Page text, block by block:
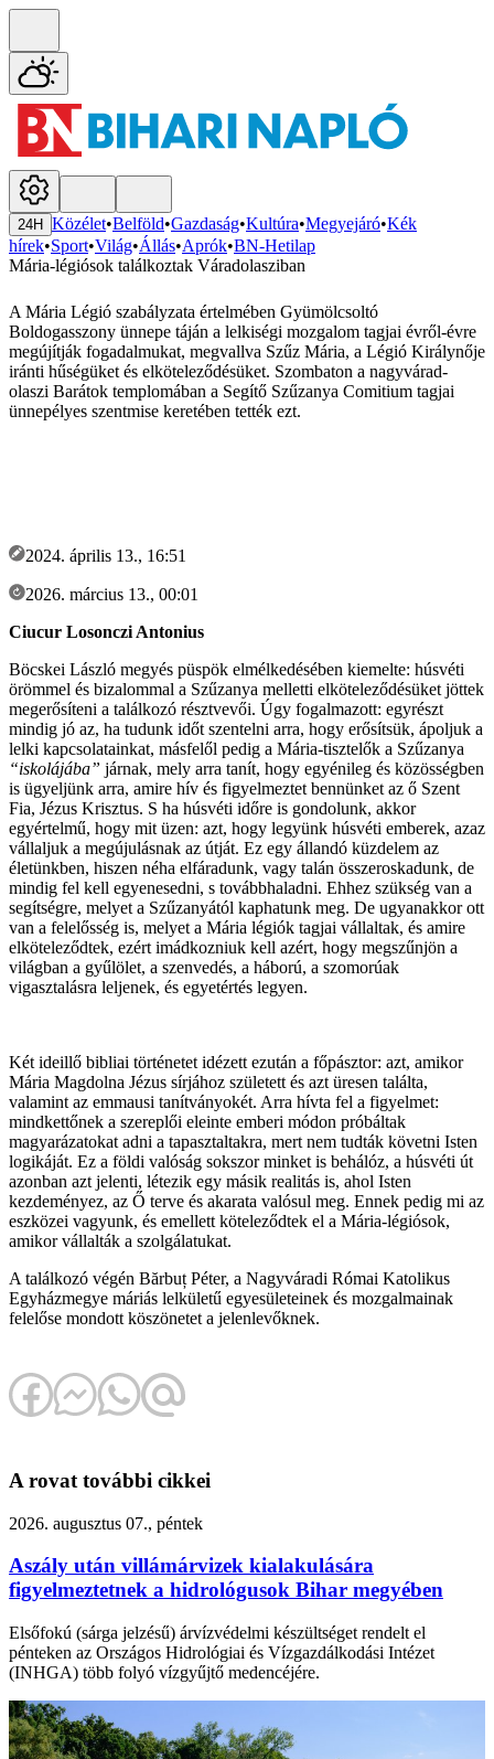
24H Közélet•Belföld•Gazdaság•Kultúra•Megyejáró•Kék
hírek•Sport•Világ•Állás•Aprók•BN-Hetilap
Mária-légiósok találkoztak Váradolasziban
A Mária Légió szabályzata értelmében Gyümölcsoltó
Boldogasszony ünnepe táján a lelkiségi mozgalom tagjai évről-évre
megújítják fogadalmukat, megvallva Szűz Mária, a Légió Királynője
iránti hűségüket és elköteleződésüket. Szombaton a nagyvárad-
olaszi Barátok templomában a Segítő Szűzanya Comitium tagjai
ünnepélyes szentmise keretében tették ezt.
2024. április 13., 16:51
2026. március 13., 00:01
Ciucur Losonczi Antonius
Böcskei László megyés püspök elmélkedésében kiemelte: húsvéti
örömmel és bizalommal a Szűzanya melletti elköteleződésüket jöttek
megerősíteni a találkozó résztvevői. Úgy fogalmazott: egyrészt
mindig jó az, ha tudunk időt szentelni arra, hogy erősítsük, ápoljuk a
lelki kapcsolatainkat, másfelől pedig a Mária-tisztelők a Szűzanya
“iskolájába” járnak, mely arra tanít, hogy egyénileg és közösségben
is ügyeljünk arra, amire hív és figyelmeztet bennünket az ő Szent
Fia, Jézus Krisztus. S ha húsvéti időre is gondolunk, akkor
egyértelmű, hogy mit üzen: azt, hogy legyünk húsvéti emberek, azaz
vállaljuk a megújulásnak az útját. Ez egy állandó küzdelem az
életünkben, hiszen néha elfáradunk, vagy talán összeroskadunk, de
mindig fel kell egyenesedni, s továbbhaladni. Ehhez szükség van a
segítségre, melyet a Szűzanyától kaphatunk meg. De ugyanakkor ott
van a felelősség is, melyet a Mária légiók tagjai vállaltak, és amire
elköteleződtek, ezért imádkozniuk kell azért, hogy megszűnjön a
világban a gyűlölet, a szenvedés, a háború, a szomorúak
vigasztalásra leljenek, és egyetértés legyen.
Két ideillő bibliai történetet idézett ezután a főpásztor: azt, amikor
Mária Magdolna Jézus sírjához született és azt üresen találta,
valamint az emmausi tanítványokét. Arra hívta fel a figyelmet:
mindkettőnek a szereplői eleinte emberi módon próbáltak
magyarázatokat adni a tapasztaltakra, mert nem tudták követni Isten
logikáját. Ez a földi valóság sokszor minket is behálóz, a húsvéti út
azonban azt jelenti, létezik egy másik realitás is, ahol Isten
kezdeményez, az Ő terve és akarata valósul meg. Ennek pedig mi az
eszközei vagyunk, és emellett köteleződtek el a Mária-légiósok,
amikor vállalták a szolgálatukat.
A találkozó végén Bărbuț Péter, a Nagyváradi Római Katolikus
Egyházmegye máriás lelkületű egyesületeinek és mozgalmainak
felelőse mondott köszönetet a jelenlevőknek.
A rovat további cikkei
2026. augusztus 07., péntek
Aszály után villámárvizek kialakulására
figyelmeztetnek a hidrológusok Bihar megyében
Elsőfokú (sárga jelzésű) árvízvédelmi készültséget rendelt el
pénteken az Országos Hidrológiai és Vízgazdálkodási Intézet
(INHGA) több folyó vízgyűjtő medencéjére.